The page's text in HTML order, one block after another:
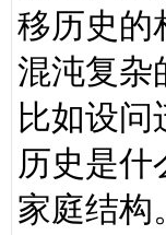
移历史的
混沌复杂
比如设
历史是什
家庭结构